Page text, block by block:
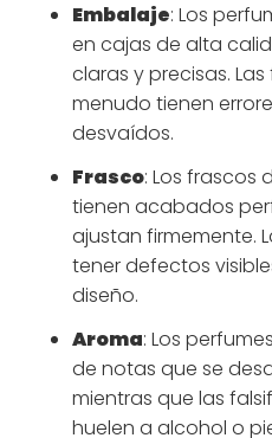
Embalaje: Los
en cajas de alta
claras y precisas.
menudo tienen
desvaídos.
Frasco: Los frascos
tienen acabados
ajustan firmemente.
tener defectos
diseño.
Aroma: Los
de notas que se
mientras que las
huelen a alcohol o